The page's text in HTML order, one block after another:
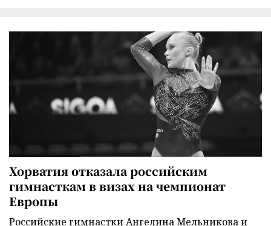
Хорватия отказала российским
гимнасткам в визах на чемпионат
Европы
Российские гимнастки Ангелина Мельникова и